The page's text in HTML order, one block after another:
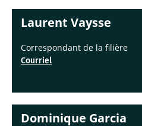
Laurent Vaysse
Correspondant de la filière
Courriel
Dominique Garcia